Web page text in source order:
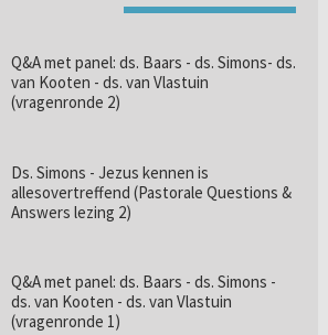
Q&A met panel: ds. Baars - ds. Simons- ds.
van Kooten - ds. van Vlastuin
(vragenronde 2)
Ds. Simons - Jezus kennen is
allesovertreffend (Pastorale Questions &
Answers lezing 2)
Q&A met panel: ds. Baars - ds. Simons -
ds. van Kooten - ds. van Vlastuin
(vragenronde 1)